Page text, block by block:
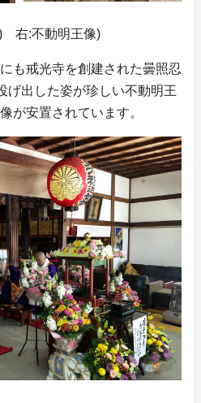
右:不動明王像)
も戒光寺を創建された曇照忍
げ出した姿が珍しい不動明王
が安置されています。